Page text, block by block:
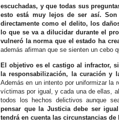
escuchadas, y que todas sus
esto está muy lejos de ser así.
directamente como el delito, los
lo que se va a dilucidar durante el
vulneró la norma que el estado ha
además afirman que se sienten un cebo
El objetivo es el castigo al infractor,
la responsabilización, la curación y
Además en un intento por uniformizar la
víctimas por igual, y cada una de ellas,
todos los hechos delictivos aunque
pensar que la Justicia debe ser
tendrá en cuenta las circunstancias